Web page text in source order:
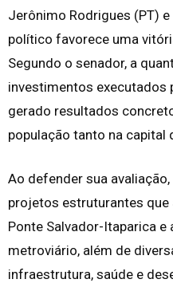
Jerônimo Rodrigues (PT)
político favorece uma
Segundo o senador, a
investimentos executados
gerado resultados
população tanto na capital
Ao defender sua
projetos estruturantes que
Ponte Salvador-Itaparica e
metroviário, além de
infraestrutura, saúde e